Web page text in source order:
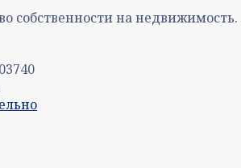
собственности на недвижимость.